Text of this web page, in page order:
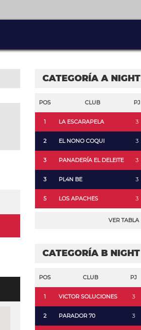
CATEGORÍA A NIGHT
POS CLUB PJ
1 LA ESCARAPELA 3
2 EL NONO COQUI 3
3 PANADERÍA EL DELEITE 3
3 PL4N BE 3
5 LOS APACHES 3
VER TABLA
CATEGORÍA B NIGHT
POS CLUB PJ
1 VICTOR SOLUCIONES 3
2 PARADOR 70 3